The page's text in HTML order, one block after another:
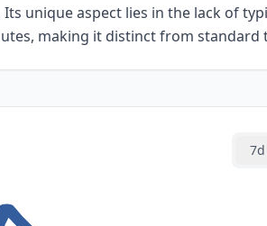
unique aspect lies in the lack of
making it distinct from standard
7d